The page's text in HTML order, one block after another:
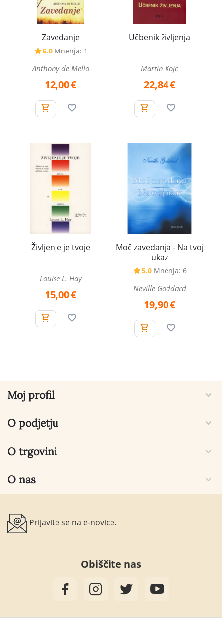
Zavedanje
5.0 Mnenja: 1
Anthony de Mello
12,00€
Učbenik življenja
Martin Kojc
22,84€
Življenje je tvoje
Louise L. Hay
15,00€
Moč zavedanja - Na tvoj
ukaz
5.0 Mnenja: 6
Neville Goddard
19,90€
Moj profil
O podjetju
O trgovini
O nas
Prijavite se na e-novice.
Obiščite nas